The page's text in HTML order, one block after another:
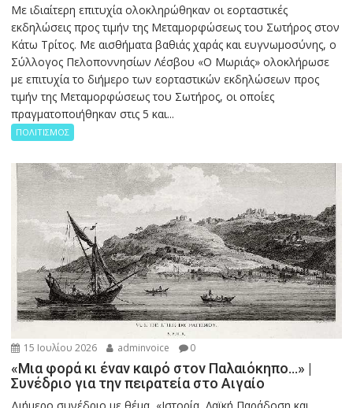
Με ιδιαίτερη επιτυχία ολοκληρώθηκαν οι εορταστικές
εκδηλώσεις προς τιμήν της Μεταμορφώσεως του Σωτήρος στον
Κάτω Τρίτος. Με αισθήματα βαθιάς χαράς και ευγνωμοσύνης, ο
Σύλλογος Πελοποννησίων Λέσβου «Ο Μωριάς» ολοκλήρωσε
με επιτυχία το διήμερο των εορταστικών εκδηλώσεων προς
τιμήν της Μεταμορφώσεως του Σωτήρος, οι οποίες
πραγματοποιήθηκαν στις 5 και...
ΠΟΛΙΤΙΣΜΟΣ
15 Ιουλίου 2026 adminvoice 0
«Μια φορά κι έναν καιρό στον Παλαιόκηπο…» |
Συνέδριο για την πειρατεία στο Αιγαίο